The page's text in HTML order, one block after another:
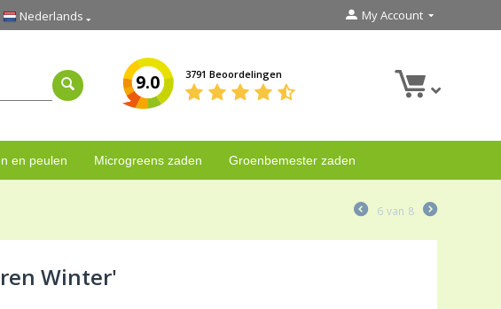
Nederlands My Account
9.0 3791 Beoordelingen
en peulen Microgreens zaden Groenbemester zaden
6 van 8
Winter'